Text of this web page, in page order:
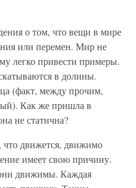
о том, что вещи в мире
или перемен. Мир не
легко привести примеры.
в долины.
(факт, между прочим,
Как же пришла в
не статична?
что движется, движимо
имеет свою причину.
движимы. Каждая